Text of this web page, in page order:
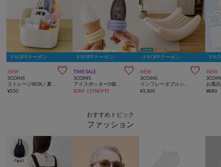
5％OFFクーポン
NEW 
3COINS
¥550
5％OFFクーポン
TIME SALE 
3COINS
¥280 (15%OFF)
5％OFFクーポン
NEW 
3COINS
¥3,300
5％
NEW
¥880
おすすめトピック
ファッション